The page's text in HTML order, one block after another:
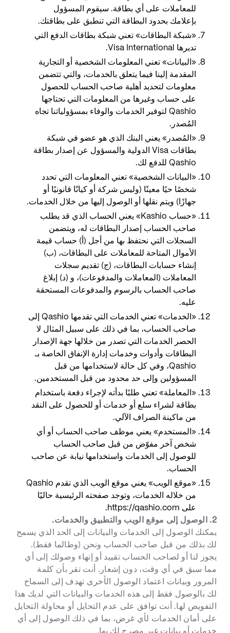
للمعاملات على أي بطاقة. سيقوم المسؤول
بإعلامك بحدود البطاقة التي تنطبق على بطاقتك.
«شبكة البطاقات» تعني شبكة بطاقات الدفع التي
تديرها Visa International.
«البيانات» تعني المعلومات الشخصية أو التجارية
المقدمة إلينا فيما يتعلق بالخدمات، والتي تتضمن
معلومات لتحديد أهلية صاحب الحساب للحصول
على حساب وغيرها من المعلومات التي تحتاجها
Qashio لتوفير الخدمات والوفاء بمسؤولياتنا تجاه
المُصدر.
«المُصدر» يعني البنك الذي هو عضو في شبكة
بطاقات Visa الدولية والمسؤول عن إصدار بطاقة
Qashio للدفع لك.
«البيانات الشخصية» تعني المعلومات التي تحدد
شخصًا حيًا معينًا (وليس شركة أو كيانًا قانونيًا أو
جهازًا) ويتم نقلها أو الوصول إليها من خلال الخدمات.
«حساب Kashio» يعني الحساب الذي قد يطلب
صاحب الحساب إصدار البطاقات له، ويتضمن
السجلات التي نحتفظ بها من أجل (أ) حساب قيمة
الأموال المتاحة للمعاملات على البطاقات، (ب)
إنشاء حسابات البطاقات، (ج) تقديم سجلات
المعاملات (المعاملات والمدفوعات)، و (د) إبلاغ
صاحب الحساب بالرسوم والمدفوعات المستحقة
عليه.
«الخدمات» تعني الخدمات التي تقدمها Qashio إلى
صاحب الحساب، بما في ذلك على سبيل المثال لا
الحصر الخدمات التي تصدر من خلالها جهة الإصدار
البطاقات وأدوات وخدمات إدارة الإنفاق الخاصة بـ
Qashio، وفي كل حالة لاستخدامها من قبل
المسؤولين وإلى حد محدود من قبل المستخدمين.
«المعاملة» تعني طلبًا بدأته لإجراء دفعة باستخدام
بطاقة لشراء سلع أو خدمات أو للحصول على النقد
من ماكينة الصراف الآلي.
«المستخدم» يعني موظف صاحب الحساب أو أي
شخص آخر مفوّض من قبل صاحب الحساب
للوصول إلى الخدمات واستخدامها نيابة عن صاحب
الحساب.
«موقع الويب» يعني موقع الويب الذي تقدم Qashio
من خلاله الخدمات، وتوجد صفحته الرئيسية حاليًا
على https://qashio.com.
2. الوصول إلى موقع الويب والتطبيق والخدمات.
يمكنك الوصول إلى الخدمات والبيانات إلى الحد الذي يسمح
لك بذلك من قبل صاحب الحساب ونحن (وطالما فقط).
يجوز لنا أو لصاحب الحساب تقييد أو إنهاء وصولك إلى أي
مما سبق في أي وقت، دون إشعار. أنت تقر بأن كلمة
المرور وبيانات اعتماد الوصول الأخرى تهدف إلى السماح
لك بالوصول فقط إلى هذه الخدمات والبيانات التي لديك هذا
التفويض لها. أنت توافق على عدم التحايل أو محاولة التحايل
على أمان الخدمات لأي غرض، بما في ذلك الوصول إلى أي
خدمات أو بيانات غير مصرح لك بها.